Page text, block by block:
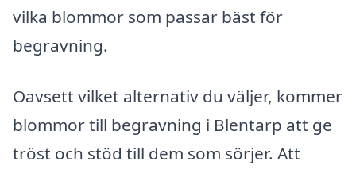
vilka blommor som passar bäst för
begravning.
Oavsett vilket alternativ du väljer, kommer
blommor till begravning i Blentarp att ge
tröst och stöd till dem som sörjer. Att